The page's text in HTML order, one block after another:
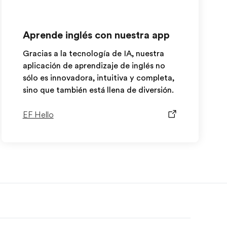
Aprende inglés con nuestra app
Gracias a la tecnología de IA, nuestra
aplicación de aprendizaje de inglés no
sólo es innovadora, intuitiva y completa,
sino que también está llena de diversión.
EF Hello